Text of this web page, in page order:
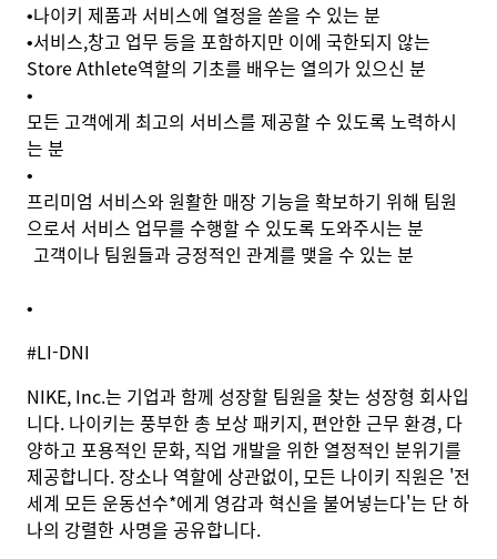
•나이키 제품과 서비스에 열정을 쏟을 수 있는 분
•서비스,창고 업무 등을 포함하지만 이에 국한되지 않는
Store Athlete역할의 기초를 배우는 열의가 있으신 분
•
모든 고객에게 최고의 서비스를 제공할 수 있도록 노력하시
는 분
•
프리미엄 서비스와 원활한 매장 기능을 확보하기 위해 팀원
으로서 서비스 업무를 수행할 수 있도록 도와주시는 분
•
고객이나 팀원들과 긍정적인 관계를 맺을 수 있는 분
#LI-DNI
NIKE, Inc.는 기업과 함께 성장할 팀원을 찾는 성장형 회사입
니다. 나이키는 풍부한 총 보상 패키지, 편안한 근무 환경, 다
양하고 포용적인 문화, 직업 개발을 위한 열정적인 분위기를
제공합니다. 장소나 역할에 상관없이, 모든 나이키 직원은 '전
세계 모든 운동선수*에게 영감과 혁신을 불어넣는다'는 단 하
나의 강렬한 사명을 공유합니다.